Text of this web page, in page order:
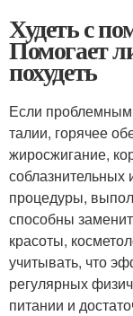
Худеть с
Помогает
похудеть
Если
талии, горячее
жиросжигание,
соблазнительных
процедуры,
способны
красоты,
учитывать, что
регулярных
питании и